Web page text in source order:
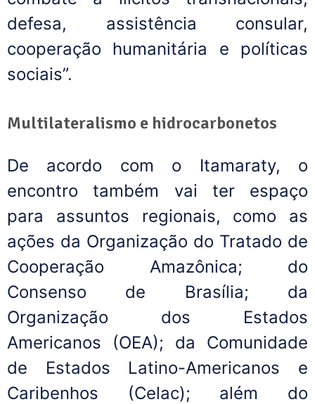
defesa, assistência consular,
cooperação humanitária e políticas
sociais”.
Multilateralismo e hidrocarbonetos
De acordo com o Itamaraty, o
encontro também vai ter espaço
para assuntos regionais, como as
ações da Organização do Tratado de
Cooperação Amazônica; do
Consenso de Brasília; da
Organização dos Estados
Americanos (OEA); da Comunidade
de Estados Latino-Americanos e
Caribenhos (Celac); além do